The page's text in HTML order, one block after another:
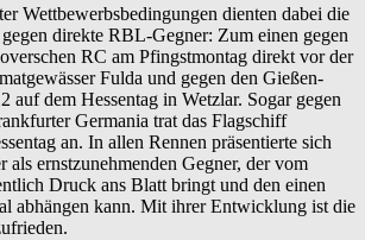
Wettbewerbsbedingungen dienten dabei die
direkte RBL-Gegner: Zum einen gegen
RC am Pfingstmontag direkt vor der
Fulda und gegen den Gießen-
auf dem Hessentag in Wetzlar. Sogar gegen
Germania trat das Flagschiff
an. In allen Rennen präsentierte sich
als ernstzunehmenden Gegner, der vom
Druck ans Blatt bringt und den einen
abhängen kann. Mit ihrer Entwicklung ist die